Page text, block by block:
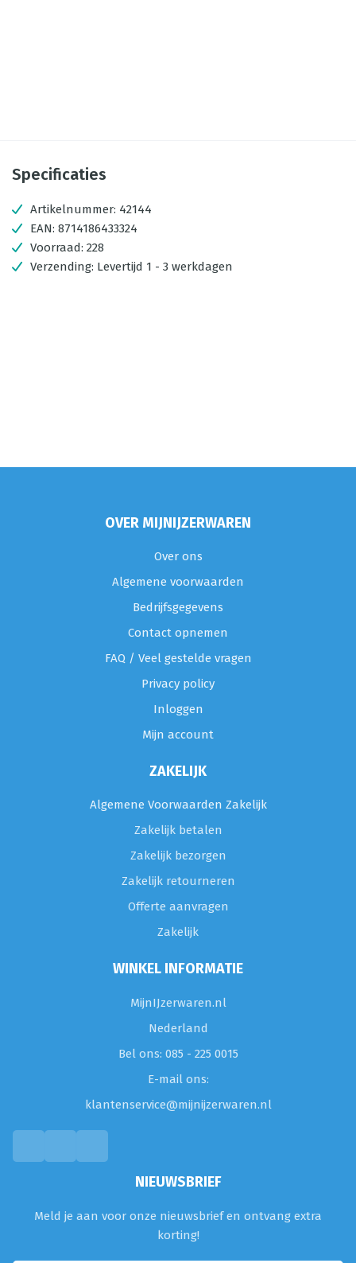
Specificaties
Artikelnummer: 42144
EAN: 8714186433324
Voorraad: 228
Verzending: Levertijd 1 - 3 werkdagen
OVER MIJNIJZERWAREN
Over ons
Algemene voorwaarden
Bedrijfsgegevens
Contact opnemen
FAQ / Veel gestelde vragen
Privacy policy
Inloggen
Mijn account
ZAKELIJK
Algemene Voorwaarden Zakelijk
Zakelijk betalen
Zakelijk bezorgen
Zakelijk retourneren
Offerte aanvragen
Zakelijk
WINKEL INFORMATIE
MijnIJzerwaren.nl
Nederland
Bel ons: 085 - 225 0015
E-mail ons:
klantenservice@mijnijzerwaren.nl
NIEUWSBRIEF
Meld je aan voor onze nieuwsbrief en ontvang extra
korting!